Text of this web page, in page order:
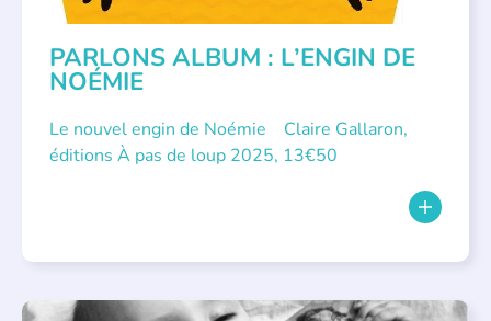
PARLONS ALBUM : L’ENGIN DE
NOÉMIE
Le nouvel engin de Noémie Claire Gallaron,
éditions À pas de loup 2025, 13€50